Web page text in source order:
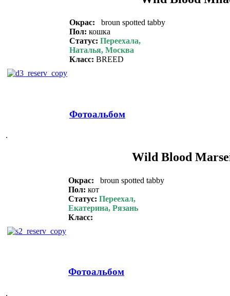
Окрас: broun spotted tabby
Пол: кошка
Статус: Переехала,
Наталья, Москва
Класс: BREED
Фотоальбом
.
Wild Blood
Окрас: broun spotted tabby
Пол: кот
Статус: Переехал,
Екатерина, Рязань
Класс:
Фотоальбом
.